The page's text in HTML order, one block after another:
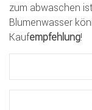
zum abwaschen
Blumenwasser
Kaufempfehlung!